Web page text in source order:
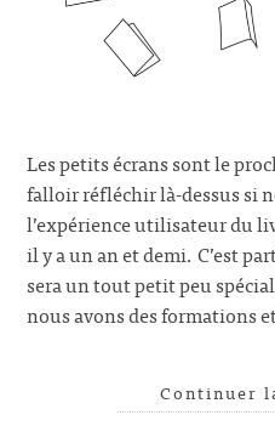
Les petits écrans sont le
falloir réfléchir là-dessus si
l’expérience utilisateur du
il y a un an et demi. C’est
sera un tout petit peu
nous avons des formations
Continuer